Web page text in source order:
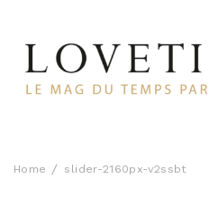
Home slider-2160px-v2ssbt